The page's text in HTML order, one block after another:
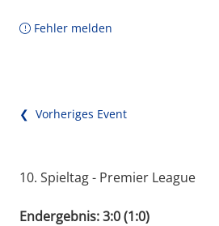
Fehler melden
❮ Vorheriges Event
10. Spieltag - Premier League
Endergebnis: 3:0 (1:0)